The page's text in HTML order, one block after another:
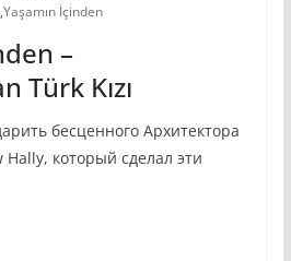
,Yaşamın İçinden
–
Türk Kızı
бесценного Архитектора
который сделал эти